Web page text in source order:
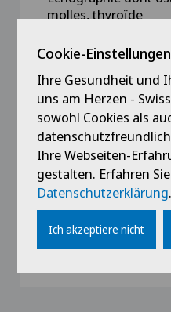
molles, thyroïde
Scanner dont dacryo-
IRM
Pédiatrie
Ausbildung
1988
Diplôme Fédéral de
Cookie-Einstellungen
Ihre Gesundheit und
uns am Herzen -
sowohl Cookies als
Ihre Webseiten-
gestalten. Erfahren
Datenschutzerklärung.
Ich akzeptiere nicht